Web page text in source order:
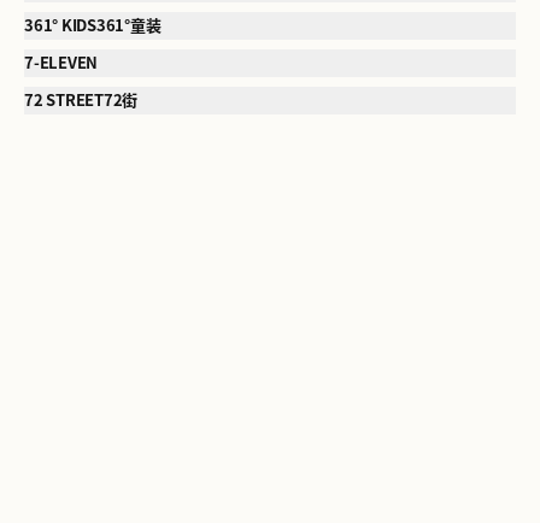
361° KIDS361°童装
7-ELEVEN
72 STREET72街